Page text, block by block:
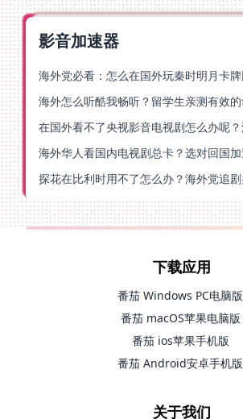
影音加速器
下载应用
番茄 Windows PC电脑版
番茄 macOS苹果电脑版
番茄 ios苹果手机版
番茄 Android安卓手机版
关于我们